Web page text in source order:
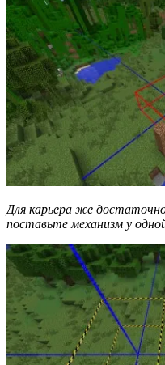
Для карьера же
поставьте механизм у